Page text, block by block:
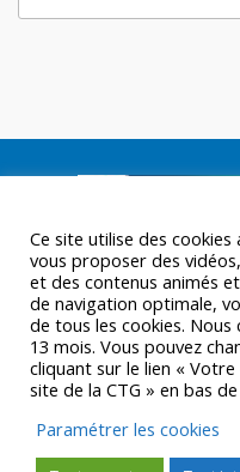
Ce site utilise des
vous proposer des
et des contenus animés
de navigation optimale,
de tous les cookies.
13 mois. Vous pouvez
cliquant sur le lien «
site de la CTG » en bas
Paramétrer les cookies